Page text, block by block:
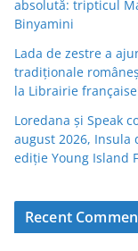
absolută: tripticul
Binyamini
Lada de zestre a
tradiționale
la Librairie
Loredana și Speak
august 2026, Insula
ediție Young Island
Recent